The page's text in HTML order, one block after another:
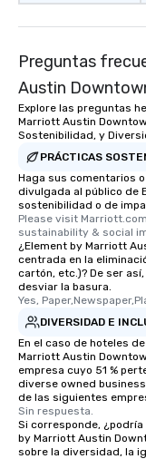
Preguntas
Austin
Explore las preguntas
Marriott Austin
Sostenibilidad, y
PRÁCTICAS
Haga sus comentarios
divulgada al público de
sostenibilidad o de
Please visit
sustainability & social
¿Element by Marriott
centrada en la
cartón, etc.)? De ser
desviar la basura.
Yes,
DIVERSIDAD E
En el caso de hoteles
Marriott Austin
empresa cuyo 51 %
diverse owned
de las siguientes
Sin respuesta.
Si corresponde,
by Marriott Austin
sobre la diversidad, la